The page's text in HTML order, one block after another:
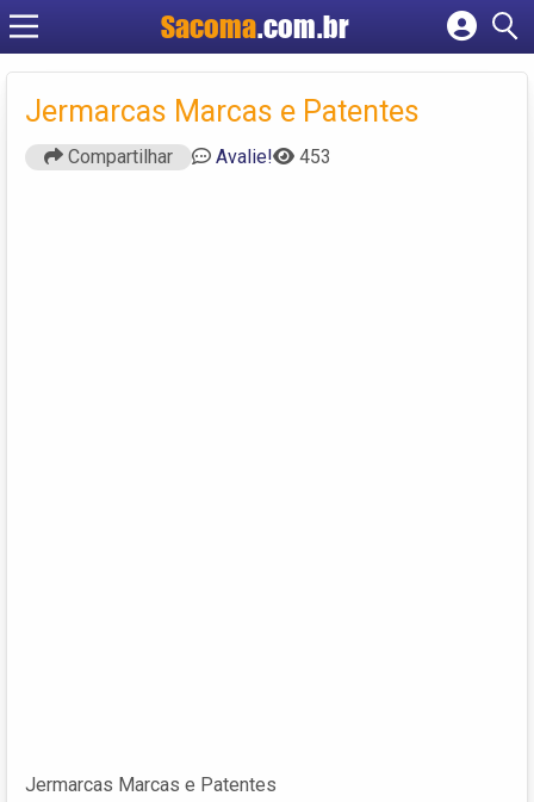
Sacoma.com.br
Cadastrar empresa
Criar conta
Jermarcas Marcas e Patentes
Compartilhar Avalie! 453
Jermarcas Marcas e Patentes